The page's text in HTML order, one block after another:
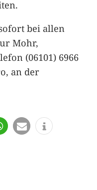
bei allen
Mohr,
(06101) 6966
an der